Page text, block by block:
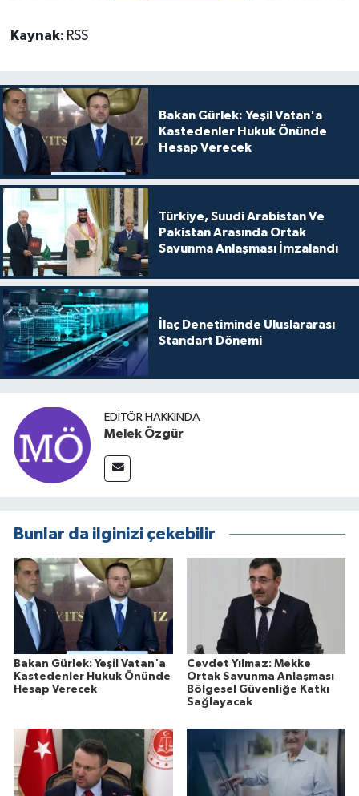
Kaynak: RSS
Bakan Gürlek: Yeşil Vatan'a
Kastedenler Hukuk Önünde
Hesap Verecek
Türkiye, Suudi Arabistan Ve
Pakistan Arasında Ortak
Savunma Anlaşması İmzalandı
İlaç Denetiminde Uluslararası
Standart Dönemi
EDITÖR HAKKINDA
Melek Özgür
Bunlar da ilginizi çekebilir
Bakan Gürlek: Yeşil Vatan'a
Kastedenler Hukuk Önünde
Hesap Verecek
Cevdet Yılmaz: Mekke
Ortak Savunma Anlaşması
Bölgesel Güvenliğe Katkı
Sağlayacak